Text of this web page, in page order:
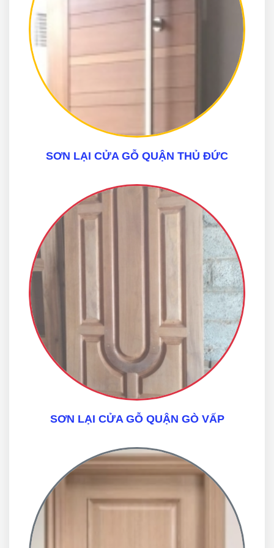
SƠN LẠI CỬA GỖ QUẬN THỦ ĐỨC
SƠN LẠI CỬA GỖ QUẬN GÒ VẤP